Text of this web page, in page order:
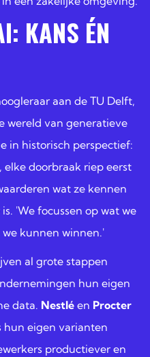
KANS ÉN
aan de TU Delft,
wereld van generatieve
in historisch perspectief:
doorbraak riep eerst
wat ze kennen
'We focussen op wat we
kunnen winnen.'
al grote stappen
hun eigen
data. Nestlé en Procter
hun eigen varianten
productiever en